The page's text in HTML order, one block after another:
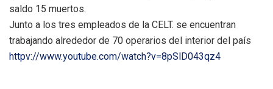
saldo 15 muertos.
Junto a los tres empleados de la CELT. se encuentran
trabajando alrededor de 70 operarios del interior del país
httpv://www.youtube.com/watch?v=8pSlD043qz4